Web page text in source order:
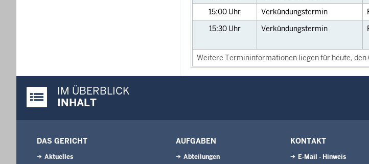
15:00 Uhr Verkündungstermin
15:30 Uhr Verkündungstermin
Weitere Termininformationen liegen für heute,
Justiz-Portal im Überblick:
IM ÜBERBLICK
INHALT
DAS GERICHT
Aktuelles
AUFGABEN
Abteilungen
KONTAKT
E-Mail - Hinweis